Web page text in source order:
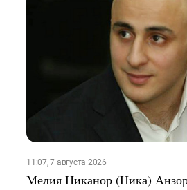
11:07, 7 августа 2026
Мелия Никанор (Ника)